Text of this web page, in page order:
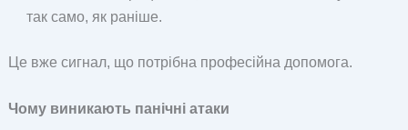
так само, як раніше.
Це вже сигнал, що потрібна професійна допомога.
Чому виникають панічні атаки